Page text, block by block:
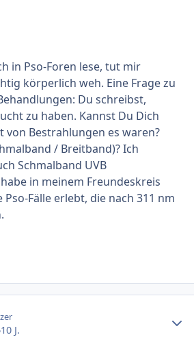
in Pso-Foren lese, tut mir
körperlich weh. Eine Frage zu
Du schreibst,
zu haben. Kannst Du Dich
von Bestrahlungen es waren?
/ Breitband)? Ich
Schmalband UVB
in meinem Freundeskreis
Fälle erlebt, die nach 311 nm
10 J.